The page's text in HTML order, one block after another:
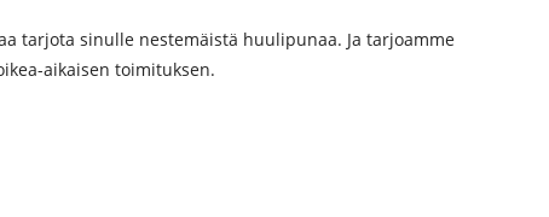
tarjota sinulle nestemäistä huulipunaa. Ja tarjoamme
aikaisen toimituksen.